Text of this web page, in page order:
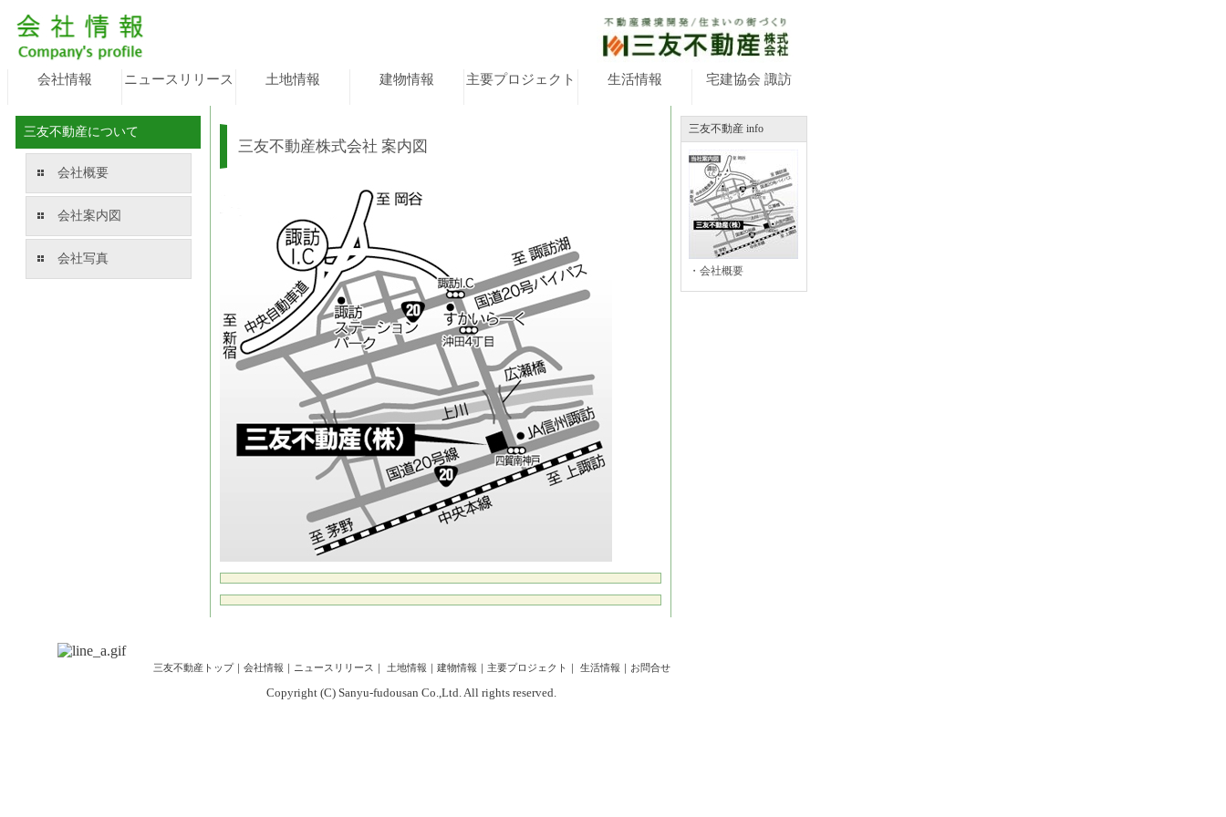
会社情報 ニュースリリース 土地情報 建物情報 主要プロジェクト 生活情報 宅建協会 諏訪
三友不動産について
会社概要
会社案内図
会社写真
三友不動産株式会社 案内図
三友不動産 info
・会社概要
三友不動産トップ｜ 会社情報 ｜ ニュースリリース ｜ 土地情報 ｜ 建物情報 ｜ 主要プロジェクト ｜ 生活情報 ｜ お問合せ
Copyright (C) Sanyu-fudousan Co.,Ltd. All rights reserved.